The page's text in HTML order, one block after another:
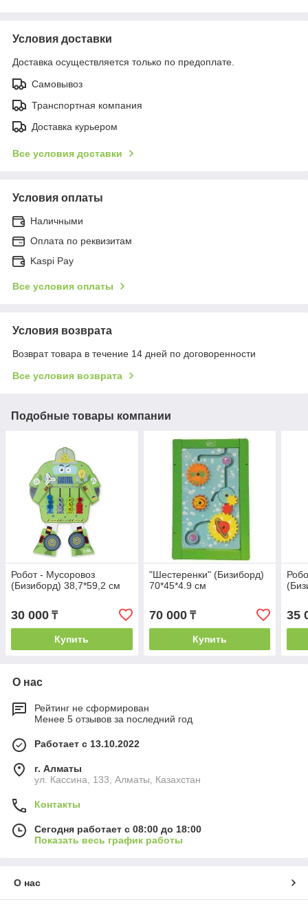
Условия доставки
Доставка осуществляется только по предоплате.
Самовывоз
Транспортная компания
Доставка курьером
Все условия доставки
Условия оплаты
Наличными
Оплата по реквизитам
Kaspi Pay
Все условия оплаты
Условия возврата
Возврат товара в течение 14 дней по договоренности
Все условия возврата
Подобные товары компании
Робот - Мусоровоз
(Бизиборд) 38,7*59,2 см
30 000 ₸
Купить
"Шестеренки" (Бизиборд)
70*45*4.9 см
70 000₸
Купить
35
О нас
Рейтинг не сформирован
Менее 5 отзывов за последний год
Работает с 13.10.2022
г. Алматы
ул. Кассина, 133, Алматы, Казахстан
Контакты
Сегодня работает с 08:00 до 18:00
Показать весь график работы
О нас